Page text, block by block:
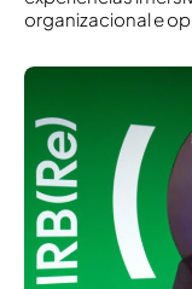
organizacional e